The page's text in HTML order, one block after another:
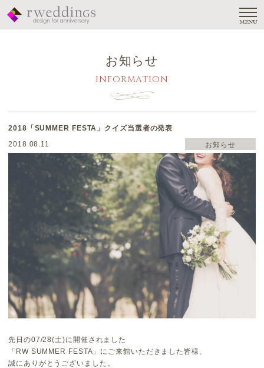
MENU
お知らせ
INFORMATION
2018「SUMMER FESTA」クイズ当選者の発表
2018.08.11
お知らせ
先日の07/28(土)に開催されました
「RW SUMMER FESTA」にご来館いただきました皆様、
誠にありがとうございました。